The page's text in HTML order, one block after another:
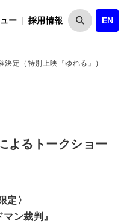
ー 採用情報 EN
定（特別上映『ゆれる』）
よるトークショー
定〉
ン裁判』